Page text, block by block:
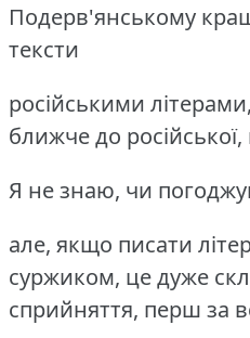
Подерв'янському
тексти
російськими
ближче до російської,
Я не знаю, чи
але, якщо писати
суржиком, це дуже
сприйняття, перш за